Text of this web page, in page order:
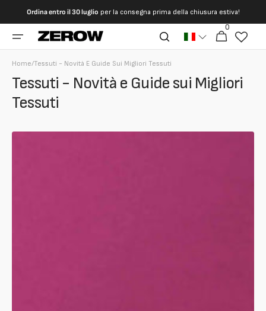
direttamente
ai contenuti
Ordina entro il 30 luglio per la consegna prima della chiusura estiva!
Carrello
0
articoli
Home/Tessuti - Novità E Guide Sui Migliori Tessuti
Tessuti - Novità e Guide sui Migliori
Tessuti